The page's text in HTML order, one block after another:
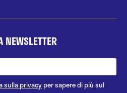
NEWSLETTER
sulla privacyper sapere di più sul